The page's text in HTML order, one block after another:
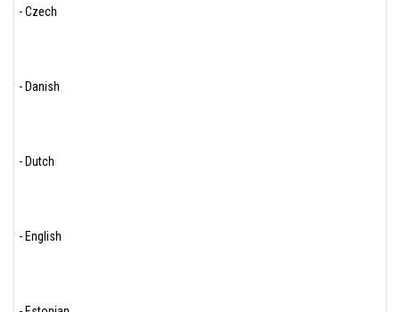
- Czech
- Danish
- Dutch
- English